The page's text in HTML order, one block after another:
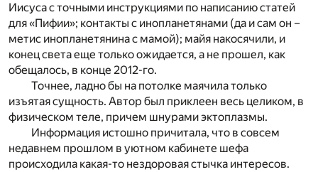
Иисуса с точными инструкциями по написанию статей
для «Пифии»; контакты с инопланетянами (да и сам он –
метис инопланетянина с мамой); майя накосячили, и
конец света еще только ожидается, а не прошел, как
обещалось, в конце 2012-го.
Точнее, ладно бы на потолке маячила только
изъятая сущность. Автор был приклеен весь целиком, в
физическом теле, причем шнурами эктоплазмы.
Информация истошно причитала, что в совсем
недавнем прошлом в уютном кабинете шефа
происходила какая-то нездоровая стычка интересов.